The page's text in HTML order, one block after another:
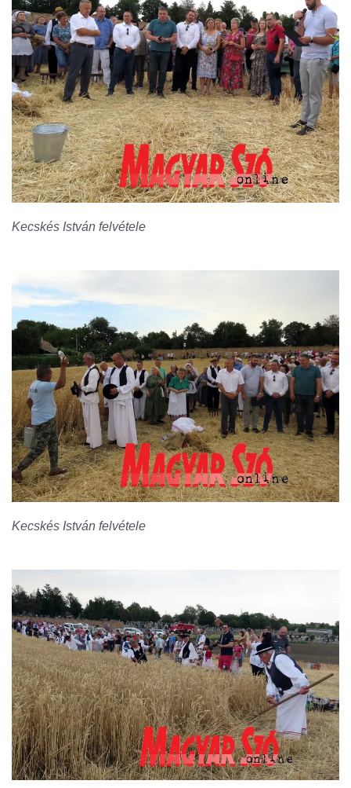
Kecskés István felvétele
Kecskés István felvétele